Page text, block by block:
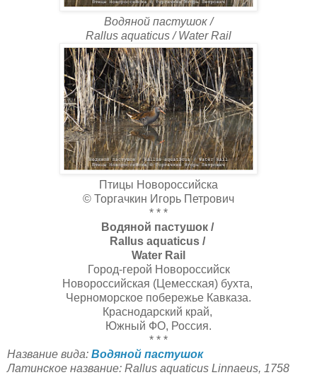
Водяной пастушок /
Rallus aquaticus / Water Rail
Птицы Новороссийска
© Торгачкин Игорь Петрович
* * *
Водяной пастушок /
Rallus aquaticus /
Water Rail
Город-герой Новороссийск
Новороссийская (Цемесская) бухта,
Черноморское побережье Кавказа.
Краснодарский край,
Южный ФО, Россия.
* * *
Название вида: Водяной пастушок
Латинское название: Rallus aquaticus Linnaeus, 1758